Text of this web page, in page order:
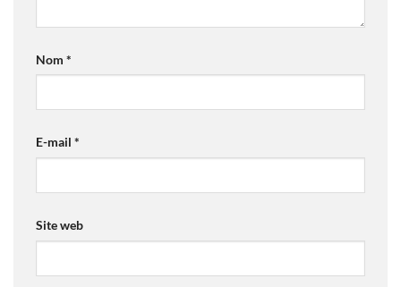
Nom *
E-mail *
Site web